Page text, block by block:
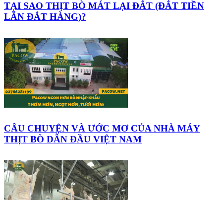
TẠI SAO THỊT BÒ MÁT LẠI ĐẮT (ĐẮT TIỀN
LẪN ĐẮT HÀNG)?
CÂU CHUYỆN VÀ ƯỚC MƠ CỦA NHÀ MÁY
THỊT BÒ DẪN ĐẦU VIỆT NAM